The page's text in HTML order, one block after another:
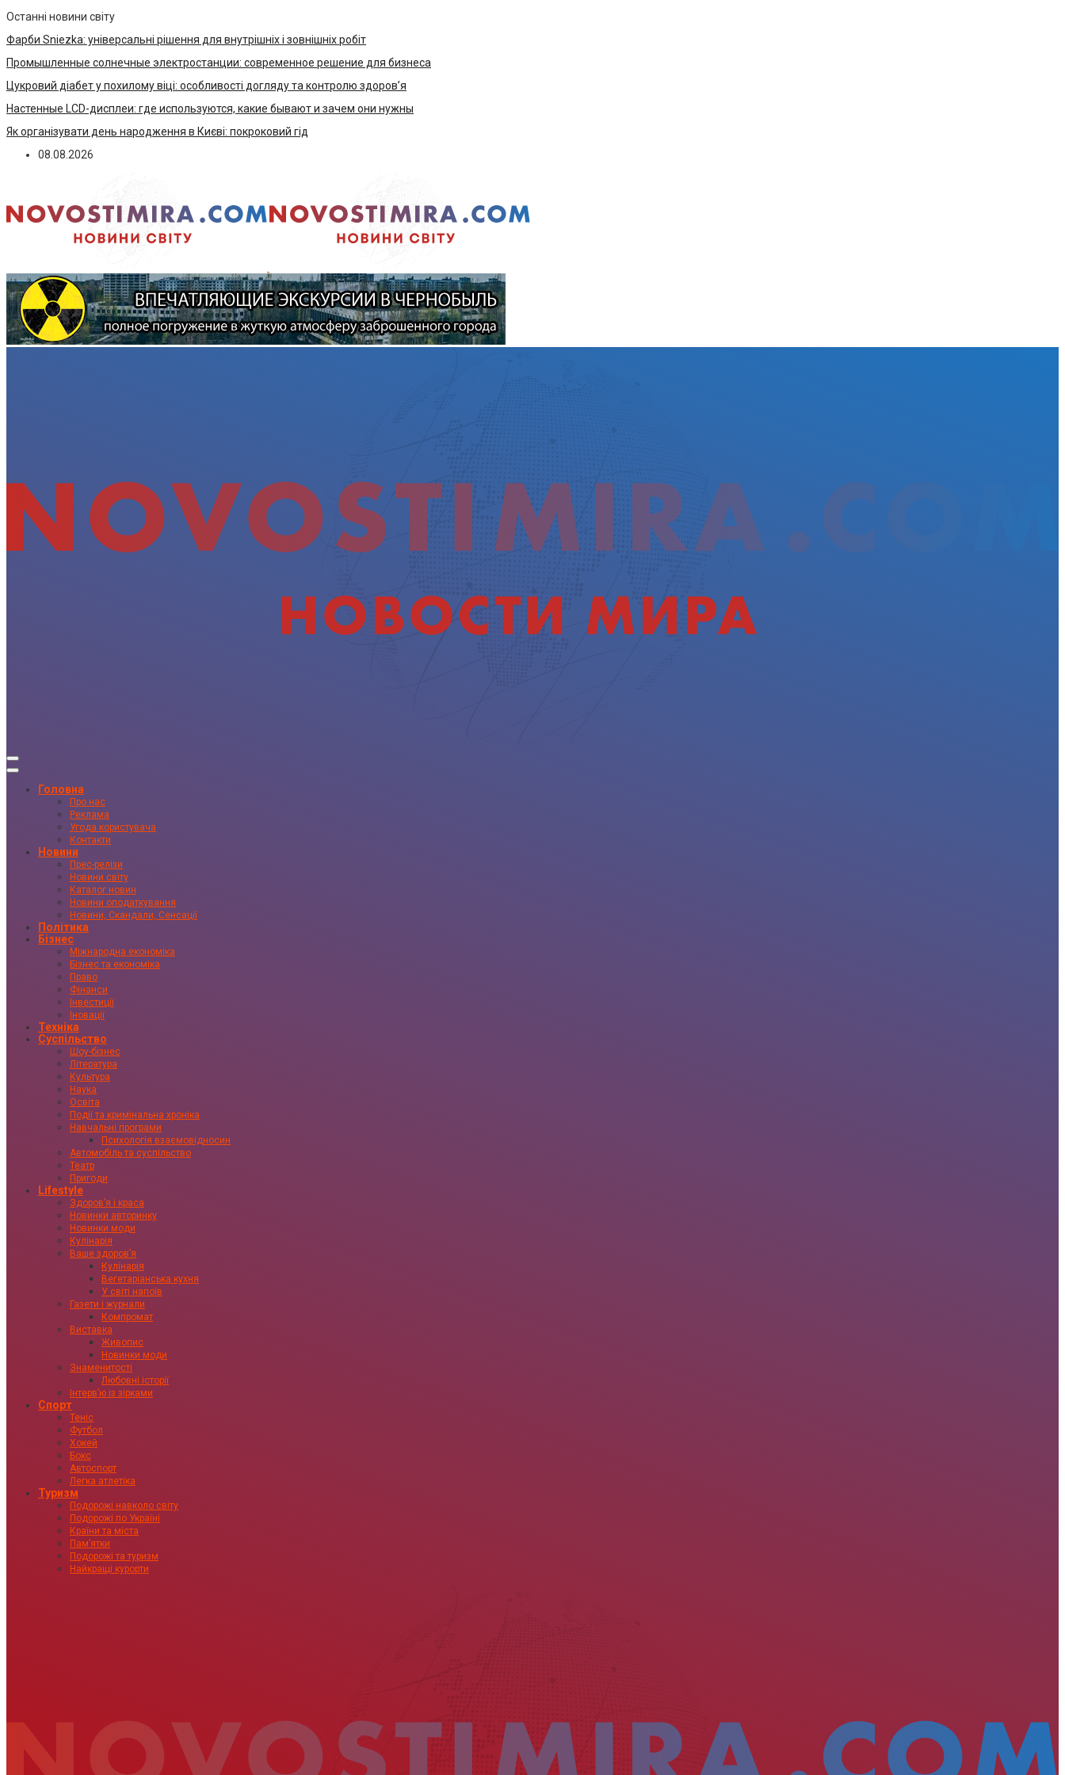
Останні новини світу
Фарби Sniezka: універсальні рішення для внутрішніх і зовнішніх робіт
Промышленные солнечные электростанции: современное решение для бизнеса
Цукровий діабет у похилому віці: особливості догляду та контролю здоров’я
Настенные LCD-дисплеи: где используются, какие бывают и зачем они нужны
Як організувати день народження в Києві: покроковий гід
08.08.2026
Головна
Про нас
Реклама
Угода користувача
Контакти
Новини
Прес-релізи
Новини світу
Каталог новин
Новини оподаткування
Новини, Скандали, Сенсації
Політика
Бізнес
Міжнародна економіка
Бізнес та економіка
Право
Фінанси
Інвестиції
Іновації
Техніка
Суспільство
Шоу-бізнес
Література
Культура
Наука
Освіта
Події та кримінальна хроніка
Навчальні програми
Психологія взаємовідносин
Автомобіль та суспільство
Театр
Пригоди
Lifestyle
Здоровʼя і краса
Новинки авторинку
Новинки моди
Кулінарія
Ваше здоровʼя
Кулінарія
Вегетаріанська кухня
У світі напоїв
Газети і журнали
Компромат
Виставка
Живопис
Новинки моди
Знаменитості
Любовні історії
Інтервʼю із зірками
Спорт
Теніс
Футбол
Хокей
Бокс
Автоспорт
Легка атлетіка
Туризм
Подорожі навколо світу
Подорожі по Україні
Країни та міста
Пам’ятки
Подорожі та туризм
Найкращі курорти